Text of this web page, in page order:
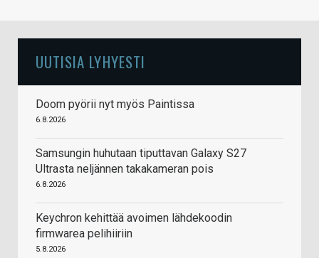
UUTISIA LYHYESTI
Doom pyörii nyt myös Paintissa
6.8.2026
Samsungin huhutaan tiputtavan Galaxy S27
Ultrasta neljännen takakameran pois
6.8.2026
Keychron kehittää avoimen lähdekoodin
firmwarea pelihiiriin
5.8.2026